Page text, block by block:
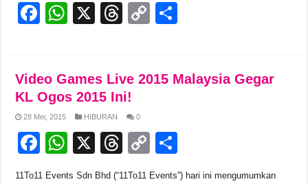
F
e
b
o
o
k
W
s
A
p
p
X
T
a
d
s
C
y
k
e
Video Games Live 2015 Malaysia Gegar
KL Ogos 2015 Ini!
28 Mei, 2015 HIBURAN 0
F
W
X
T
C
11To11 Events Sdn Bhd (“11To11 Events”) hari ini mengumumkan